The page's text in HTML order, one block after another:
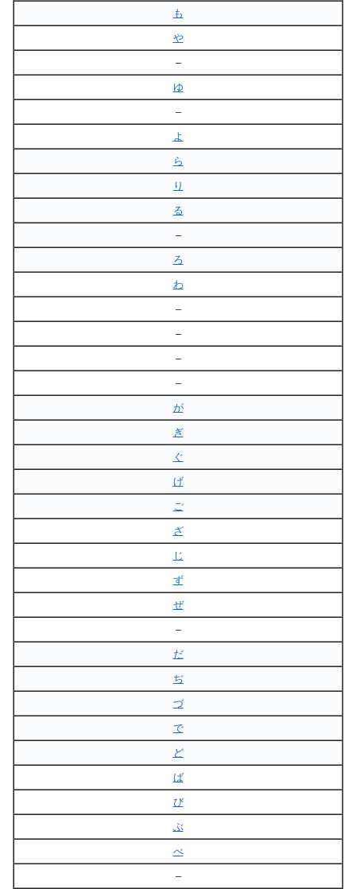
も
や
–
ゆ
–
よ
ら
り
る
–
ろ
わ
–
–
–
–
が
ぎ
ぐ
げ
ご
ざ
じ
ず
ぜ
–
だ
ぢ
づ
で
ど
ば
び
ぶ
べ
–